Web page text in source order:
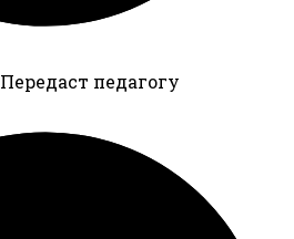
Передаст педагогу